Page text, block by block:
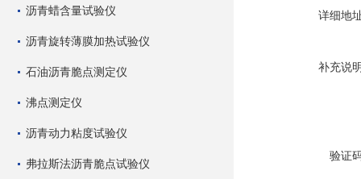
沥青蜡含量试验仪
沥青旋转薄膜加热试验仪
石油沥青脆点测定仪
沸点测定仪
沥青动力粘度试验仪
弗拉斯法沥青脆点试验仪
详细地
补充说
验证